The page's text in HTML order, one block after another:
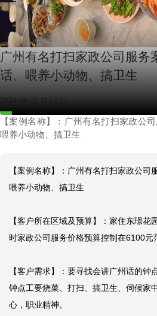
广州有名打扫家政公司服务
话、喂养小动物、搞卫生
2024-06-25 11:57:57
【案例名称】：广州有名打扫家政公
喂养小动物、搞卫生
【案例名称】：广州有名打扫家政公司
喂养小动物、搞卫生
【客户所在区域及预算】：家住东璟花
时家政公司服务价格预算控制在6100元
【客户需求】：要寻找会讲广州话的
钟点工要烧菜、打扫、搞卫生、伺候家
心，职业精神。